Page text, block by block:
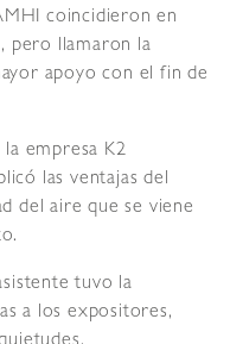
coincidieron en
pero llamaron la
apoyo con el fin de
empresa K2
las ventajas del
del aire que se viene
tuvo la
a los expositores,